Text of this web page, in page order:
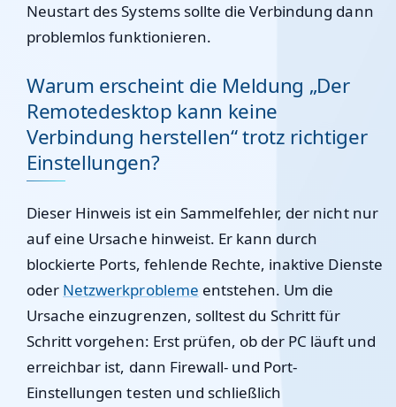
Neustart des Systems sollte die Verbindung dann
problemlos funktionieren.
Warum erscheint die Meldung „Der
Remotedesktop kann keine
Verbindung herstellen“ trotz richtiger
Einstellungen?
Dieser Hinweis ist ein Sammelfehler, der nicht nur
auf eine Ursache hinweist. Er kann durch
blockierte Ports, fehlende Rechte, inaktive Dienste
oder Netzwerkprobleme entstehen. Um die
Ursache einzugrenzen, solltest du Schritt für
Schritt vorgehen: Erst prüfen, ob der PC läuft und
erreichbar ist, dann Firewall- und Port-
Einstellungen testen und schließlich